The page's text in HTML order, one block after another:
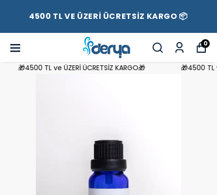
4500 TL VE ÜZERİ ÜCRETSİZ KARGO 📦
0
🎁4500 TL ve ÜZERİ ÜCRETSİZ KARGO🎁 🎁4500 TL